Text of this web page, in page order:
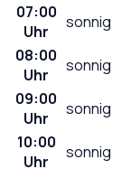
07:00
Uhr
sonnig
08:00
Uhr
sonnig
09:00
Uhr
sonnig
10:00
Uhr
sonnig